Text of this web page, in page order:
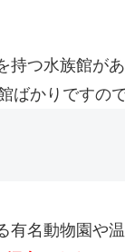
つ水族館が
かりですの
名動物園や